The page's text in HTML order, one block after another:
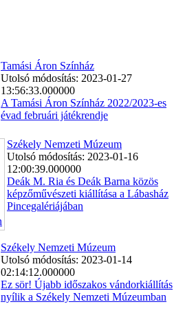
Tamási Áron Színház
Utolsó módosítás: 2023-01-27
13:56:33.000000
A Tamási Áron Színház 2022/2023-es
évad februári játékrendje
Székely Nemzeti Múzeum
Utolsó módosítás: 2023-01-16
12:00:39.000000
Deák M. Ria és Deák Barna közös
képzőművészeti kiállítása a Lábasház
Pincegalériájában
Székely Nemzeti Múzeum
Utolsó módosítás: 2023-01-14
02:14:12.000000
Ez sör! Újabb időszakos vándorkiállítás
nyílik a Székely Nemzeti Múzeumban